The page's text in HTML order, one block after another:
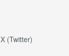
X (Twitter)